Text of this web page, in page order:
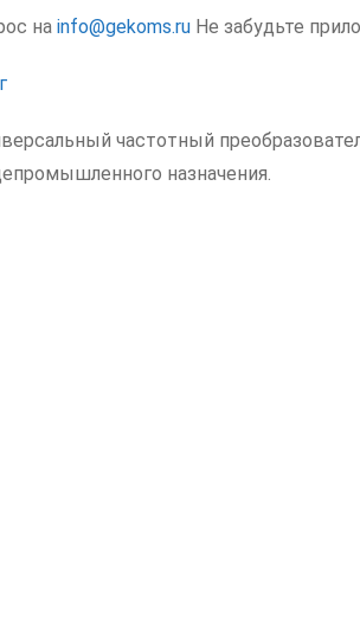
на info@gekoms.ru Не забудьте
частотный
назначения.